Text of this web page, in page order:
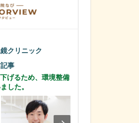
クリニック
事
げるため、環境整備
した。